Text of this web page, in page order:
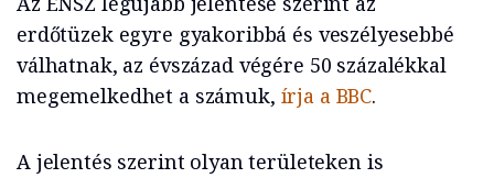
erdőtüzek egyre gyakoribbá és veszélyesebbé
válhatnak, az évszázad végére 50 százalékkal
megemelkedhet a számuk, írja a BBC.
A jelentés szerint olyan területeken is